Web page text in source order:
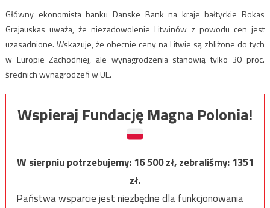
Główny ekonomista banku Danske Bank na kraje bałtyckie Rokas
Grajauskas uważa, że niezadowolenie Litwinów z powodu cen jest
uzasadnione. Wskazuje, że obecnie ceny na Litwie są zbliżone do tych
w Europie Zachodniej, ale wynagrodzenia stanowią tylko 30 proc.
średnich wynagrodzeń w UE.
Wspieraj Fundację Magna Polonia!
W sierpniu potrzebujemy:16 500zł, zebraliśmy:1351
zł.
Państwa wsparcie jest niezbędne dla funkcjonowania